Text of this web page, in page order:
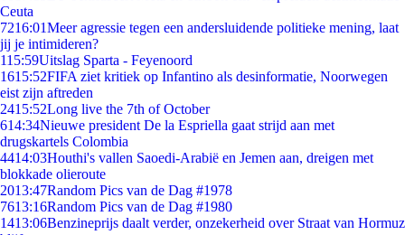
Ceuta
7216:01Meer agressie tegen een andersluidende politieke mening, laat
jij je intimideren?
115:59Uitslag Sparta - Feyenoord
1615:52FIFA ziet kritiek op Infantino als desinformatie, Noorwegen
eist zijn aftreden
2415:52Long live the 7th of October
614:34Nieuwe president De la Espriella gaat strijd aan met
drugskartels Colombia
4414:03Houthi's vallen Saoedi-Arabië en Jemen aan, dreigen met
blokkade olieroute
2013:47Random Pics van de Dag #1978
7613:16Random Pics van de Dag #1980
1413:06Benzineprijs daalt verder, onzekerheid over Straat van Hormuz